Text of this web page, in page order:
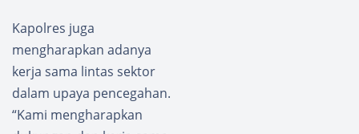
Kapolres juga
mengharapkan adanya
kerja sama lintas sektor
dalam upaya pencegahan.
“Kami mengharapkan